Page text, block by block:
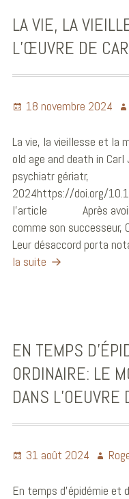
LA VIE, LA
L’ŒUVRE DE
18 novembre 2024
La vie, la vieillesse et la
old age and death in Carl
psychiatr gériatr,
2024https://doi.org/
l’article Après avoir
comme son successeur,
Leur désaccord porta
la suite
EN TEMPS
ORDINAIRE: LE
DANS L’OEUVRE
31 août 2024
En temps d’épidémie et